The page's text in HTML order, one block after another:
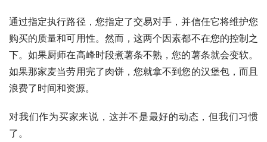
通过指定执行路径，您指定了交易对手，并信任它将维护您
购买的质量和可用性。然而，这两个因素都不在您的控制之
下。如果厨师在高峰时段煮薯条不熟，您的薯条就会变软。
如果那家麦当劳用完了肉饼，您就拿不到您的汉堡包，而且
浪费了时间和资源。
对我们作为买家来说，这并不是最好的动态，但我们习惯
了。